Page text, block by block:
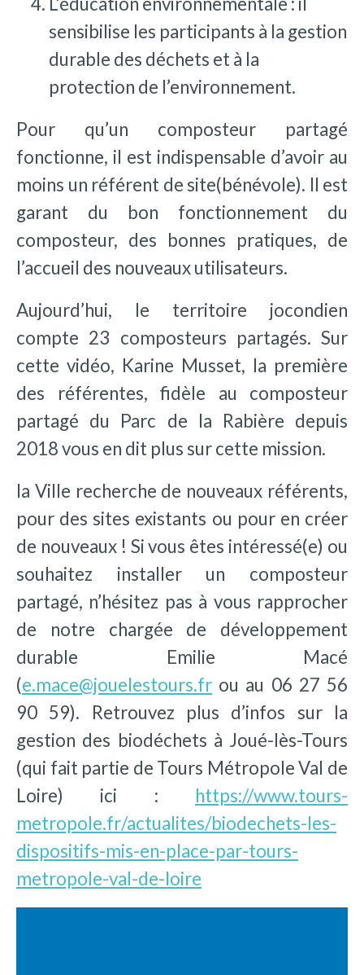
sensibilise les participants à la gestion
durable des déchets et à la
protection de l’environnement.
Pour qu’un composteur partagé
fonctionne, il est indispensable d’avoir au
moins un référent de site(bénévole). Il est
garant du bon fonctionnement du
composteur, des bonnes pratiques, de
l’accueil des nouveaux utilisateurs.
Aujourd’hui, le territoire jocondien
compte 23 composteurs partagés. Sur
cette vidéo, Karine Musset, la première
des référentes, fidèle au composteur
partagé du Parc de la Rabière depuis
2018 vous en dit plus sur cette mission.
la Ville recherche de nouveaux référents,
pour des sites existants ou pour en créer
de nouveaux ! Si vous êtes intéressé(e) ou
souhaitez installer un composteur
partagé, n’hésitez pas à vous rapprocher
de notre chargée de développement
durable Emilie Macé
(e.mace@jouelestours.fr ou au 06 27 56
90 59). Retrouvez plus d’infos sur la
gestion des biodéchets à Joué-lès-Tours
(qui fait partie de Tours Métropole Val de
Loire) ici : https://www.tours-
metropole.fr/actualites/biodechets-les-
dispositifs-mis-en-place-par-tours-
metropole-val-de-loire